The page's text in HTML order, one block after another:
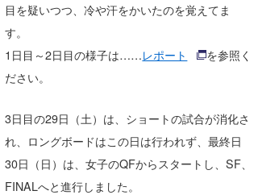
目を疑いつつ、冷や汗をかいたのを覚えてま
す。
1日目～2日目の様子は……レポート
を参照く
ださい。
3日目の29日（土）は、ショートの試合が消化さ
れ、ロングボードはこの日は行われず、最終日
30日（日）は、女子のQFからスタートし、SF、
FINALへと進行しました。
CBA Films
熊谷素子
田原啓江
植村未来
NOBUFUKU
大野”MAR”修聖
喜納海人
chan-U
ECE
G◎Da
H
KID
KOBU